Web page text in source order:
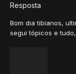
Resposta
Bom dia tibianos,
segui tópicos e